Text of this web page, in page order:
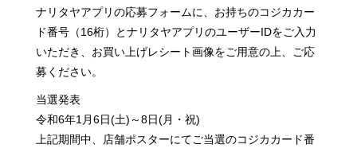
ナリタヤアプリの応募フォームに、お持ちのコジカカー
ド番号（16桁）とナリタヤアプリのユーザーIDをご入力
いただき、お買い上げレシート画像をご用意の上、ご応
募ください。
当選発表
令和6年1月6日(土)～8日(月・祝)
上記期間中、店舗ポスターにてご当選のコジカカード番